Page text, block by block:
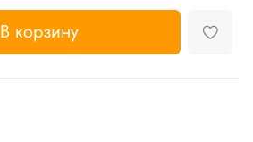
В корзину